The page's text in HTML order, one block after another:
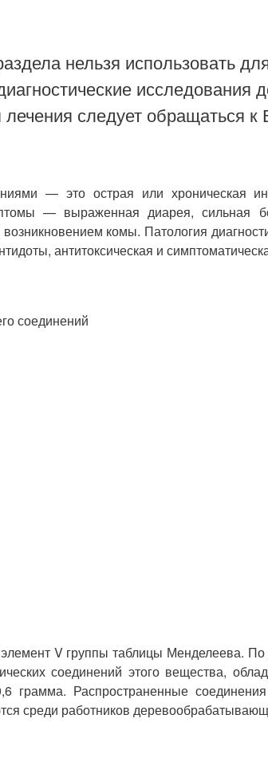
нельзя использовать
лечения следует обращаться
— это острая или хроническая
— выраженная диарея, сильная
комы. Патология
антитоксическая и
соединений
V группы таблицы Менделеева.
соединений этого вещества,
грамма. Распространенные
среди работников